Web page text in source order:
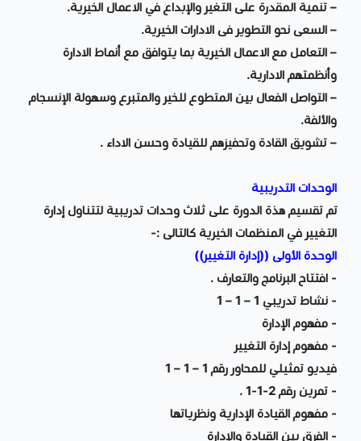
– تنمية المقدرة على التغير والإبداع في الاعمال الخيرية.
– السعى نحو التطوير فى الادارات الخيرية.
– التعامل مع الاعمال الخيرية بما يتوافق مع أنماط الادارة
وأنظمتهم الادارية.
– التواصل الفعال بين المتطوع للخير والمتبرع وسهولة الإنسجام
والألفة.
– تشويق القادة وتحفيزهم للقيادة وحسن الاداء .
الوحدات التدريبية
تم تقسيم هذة الدورة على ثلاث وحدات تدريبية لتتناول إدارة
التغيير في المنظمات الخيرية كالتالى :-
الوحدة الأولى ((إدارة التغيير))
- افتتاح البرنامج والتعارف .
- نشاط تدريبي 1 – 1 – 1
- مفهوم الإدارة
- مفهوم إدارة التغيير
فيديو تمثيلي للمحاور رقم 1 – 1 – 1
- تمرين رقم 2-1-1 .
- مفهوم القيادة الإدارية ونظرياتها
- الفرق بين القيادة والإدارة